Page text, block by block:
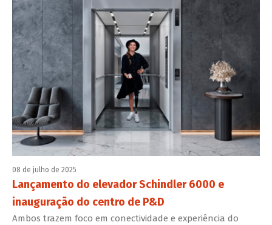
08 de julho de 2025
Lançamento do elevador Schindler 6000 e
inauguração do centro de P&D
Ambos trazem foco em conectividade e experiência do